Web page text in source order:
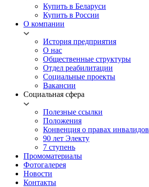
Купить в Беларуси
Купить в России
О компании
История предприятия
О нас
Общественные структуры
Отдел реабилитации
Социальные проекты
Вакансии
Социальная сфера
Полезные ссылки
Положения
Конвенция о правах инвалидов
90 лет Электу
7 ступень
Промоматериалы
Фотогалерея
Новости
Контакты